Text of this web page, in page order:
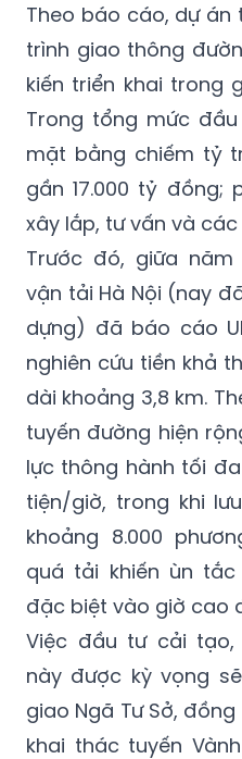
Theo báo cáo, dự án
trình giao thông
kiến triển khai trong
Trong tổng mức
mặt bằng chiếm tỷ
gần 17.000 tỷ đồng;
xây lắp, tư vấn và
Trước đó, giữa
vận tải Hà Nội (nay
dựng) đã báo cáo
nghiên cứu tiền khả
dài khoảng 3,8 km.
tuyến đường hiện
lực thông hành tối
tiện/giờ, trong khi
khoảng 8.000
quá tải khiến ùn
đặc biệt vào giờ cao
Việc đầu tư cải
này được kỳ vọng
giao Ngã Tư Sở,
khai thác tuyến